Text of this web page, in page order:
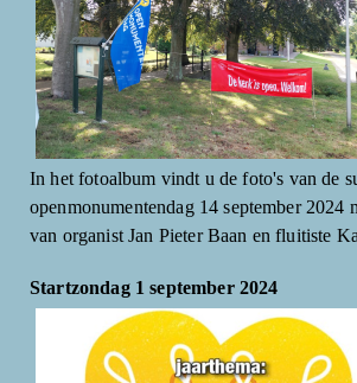
In het fotoalbum vindt u de foto's van de
openmonumentendag 14 september 2024
van organist Jan Pieter Baan en fluitiste
Startzondag 1 september 2024